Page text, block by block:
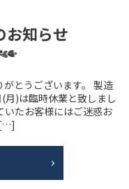
お知らせ
とうございます。 製造
月)は臨時休業と致しまし
いたお客様にはご迷惑お
[…]